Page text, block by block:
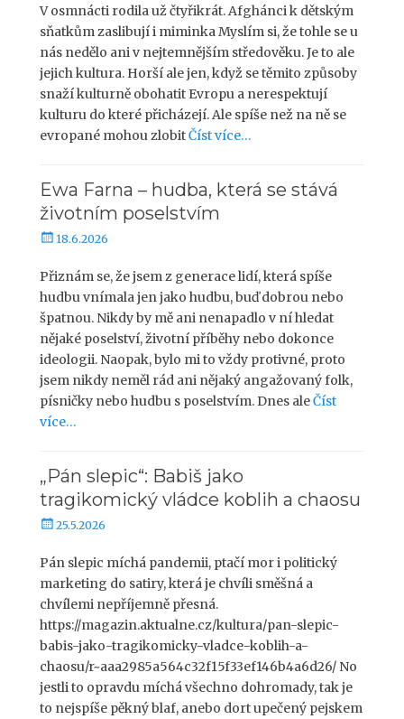
b
l
o
v
á
n
V osmnácti rodila už čtyřikrát. Afghánci k dětským
sňatkům zaslibují i miminka Myslím si, že tohle se u
nás nedělo ani v nejtemnějším středověku. Je to ale
jejich kultura. Horší ale jen, když se těmito způsoby
snaží kulturně obohatit Evropu a nerespektují
kulturu do které přicházejí. Ale spíše než na ně se
evropané mohou zlobitČíst více…
Ewa Farna – hudba, která se stává
životním poselstvím
P
b
l
i
o
v
á
n
o
18.6.2026
Přiznám se, že jsem z generace lidí, která spíše
hudbu vnímala jen jako hudbu, buď dobrou nebo
špatnou. Nikdy by mě ani nenapadlo v ní hledat
nějaké poselství, životní příběhy nebo dokonce
ideologii. Naopak, bylo mi to vždy protivné, proto
jsem nikdy neměl rád ani nějaký angažovaný folk,
písničky nebo hudbu s poselstvím. Dnes aleČíst
více…
„Pán slepic“: Babiš jako
tragikomický vládce koblih a chaosu
P
b
l
o
v
á
n
o
25.5.2026
Pán slepic míchá pandemii, ptačí mor i politický
marketing do satiry, která je chvíli směšná a
chvílemi nepříjemně přesná.
https://magazin.aktualne.cz/kultura/pan-slepic-
babis-jako-tragikomicky-vladce-koblih-a-
chaosu/r~aaa2985a564c32f15f33ef146b4a6d26/ No
jestli to opravdu míchá všechno dohromady, tak je
to nejspíše pěkný blaf, anebo dort upečený pejskem